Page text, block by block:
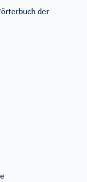
der